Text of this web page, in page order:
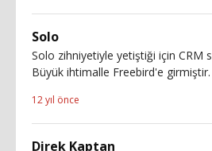
Solo
Solo zihniyetiyle yetiştiği için CRM
Büyük ihtimalle Freebird'e girmiştir.
12 yıl önce
Direk Kaptan